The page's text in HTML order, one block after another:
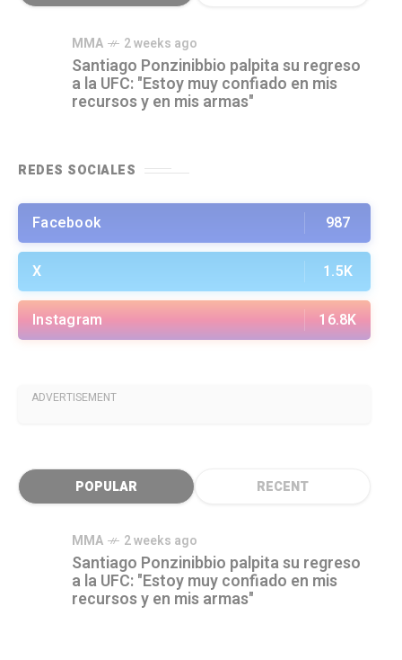
MMA 2 weeks ago
Santiago Ponzinibbio palpita su regreso
a la UFC: "Estoy muy confiado en mis
recursos y en mis armas"
REDES SOCIALES
Facebook 987
X 1.5K
Instagram 16.8K
ADVERTISEMENT
POPULAR RECENT
MMA 2 weeks ago
Santiago Ponzinibbio palpita su regreso
a la UFC: "Estoy muy confiado en mis
recursos y en mis armas"